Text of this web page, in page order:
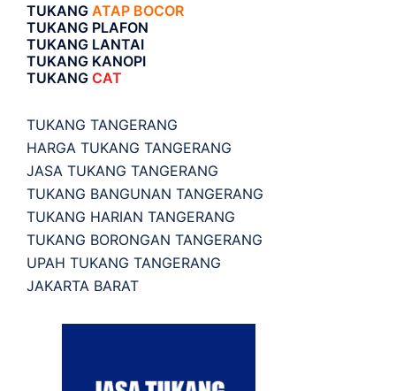
TUKANG ATAP BOCOR
TUKANG PLAFON
TUKANG LANTAI
TUKANG KANOPI
TUKANG CAT
TUKANG TANGERANG
HARGA TUKANG TANGERANG
JASA TUKANG TANGERANG
TUKANG BANGUNAN TANGERANG
TUKANG HARIAN TANGERANG
TUKANG BORONGAN TANGERANG
UPAH TUKANG TANGERANG
JAKARTA BARAT